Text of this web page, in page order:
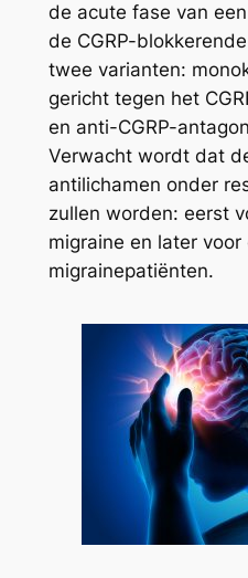
de acute fase van
de CGRP-
twee varianten:
gericht tegen het
en anti-CGRP-
Verwacht wordt dat
antilichamen onder
zullen worden: eerst
migraine en later
migrainepatiënten.